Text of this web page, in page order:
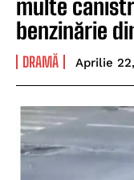
multe
benzinărie
DRAMĂ Aprilie